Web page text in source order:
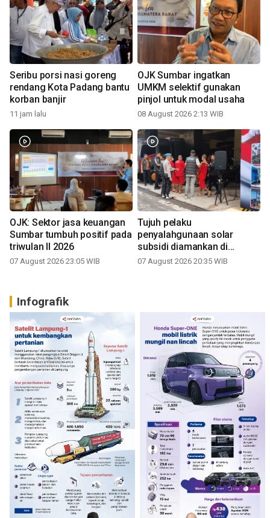
Seribu porsi nasi goreng
rendang Kota Padang bantu
korban banjir
11 jam lalu
OJK Sumbar ingatkan
UMKM selektif gunakan
pinjol untuk modal usaha
08 August 2026 2:13 WIB
OJK: Sektor jasa keuangan
Sumbar tumbuh positif pada
triwulan II 2026
07 August 2026 23:05 WIB
Tujuh pelaku
penyalahgunaan solar
subsidi diamankan di
Sumbar
07 August 2026 20:35 WIB
Infografik